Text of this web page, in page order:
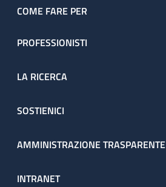
COME FARE PER
PROFESSIONISTI
LA RICERCA
SOSTIENICI
AMMINISTRAZIONE TRASPARENTE
INTRANET